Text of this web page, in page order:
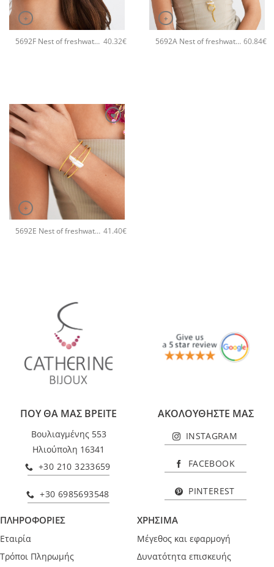
+
5692F Nest of freshwater pearl χειροποίητα σκουλαρίκια Catherine bijoux Χρυσό 40.32€
+
5692A Nest of freshwater pearl χειροποίητο κολιέ Catherine bijoux Χρυσό 60.84€
+
5692E Nest of freshwater pearl χειροποίητο βραχιόλι Catherine bijoux Χρυσό 41.40€
ΠΟΥ ΘΑ ΜΑΣ ΒΡΕΙΤΕ
Βουλιαγμένης 553
Ηλιούπολη 16341
+30 210 3233659
+30 6985693548
ΑΚΟΛΟΥΘΗΣΤΕ ΜΑΣ
INSTAGRAM
FACEBOOK
PINTEREST
ΠΛΗΡΟΦΟΡΙΕΣ
Εταιρία
Τρόποι Πληρωμής
ΧΡΗΣΙΜΑ
Μέγεθος και εφαρμογή
Δυνατότητα επισκευής